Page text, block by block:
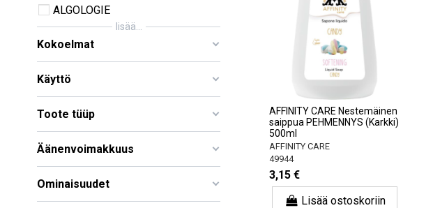
AFFINITY CARE Nestemäinen
saippua PEHMENNYS (Karkki)
500ml
AFFINITY CARE
49944
3,15 €
Lisää ostoskoriin
ALGOLOGIE
lisää...
Kokoelmat
Käyttö
Toote tüüp
Äänenvoimakkuus
Ominaisuudet